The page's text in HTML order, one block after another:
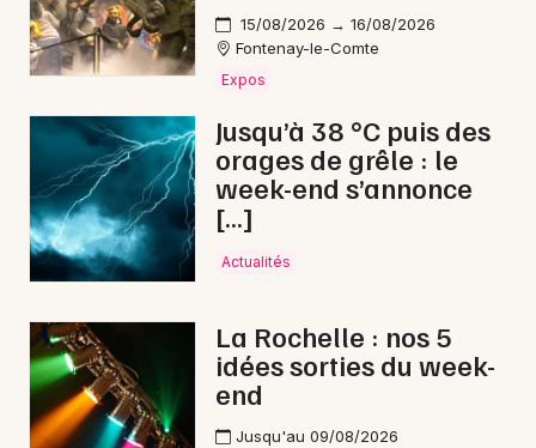
15/08/2026 → 16/08/2026
Fontenay-le-Comte
Expos
Jusqu’à 38 °C puis des
orages de grêle : le
week-end s’annonce
[…]
Actualités
La Rochelle : nos 5
idées sorties du week-
end
Jusqu'au 09/08/2026